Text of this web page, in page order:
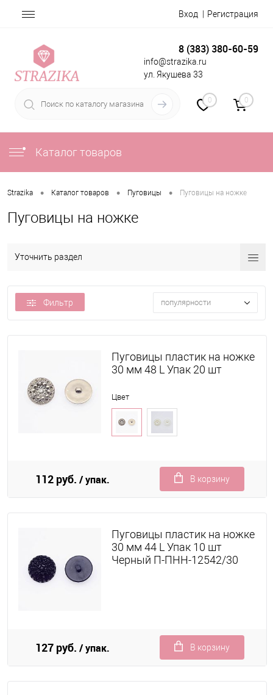
Вход Регистрация
8 (383) 380-60-59
info@strazika.ru
ул. Якушева 33
0 0
Каталог товаров
Strazika • Каталог товаров • Пуговицы • Пуговицы на ножке
Пуговицы на ножке
Уточнить раздел
Фильтр популярности
Пуговицы пластик на ножке
30 мм 48 L Упак 20 шт
Цвет
112 руб. / упак. В корзину
Пуговицы пластик на ножке
30 мм 44 L Упак 10 шт
Черный П-ПНН-12542/30
127 руб. / упак. В корзину